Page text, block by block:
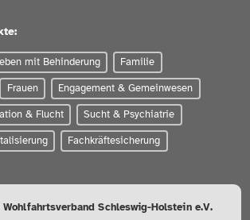
mit Behinderung Familie
Frauen Engagement & Gemeinwesen
& Flucht Sucht & Psychiatrie
Fachkräftesicherung
Wohlfahrtsverband Schleswig-Holstein e.V.